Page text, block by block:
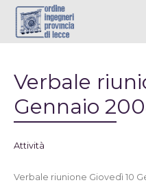
Verbale
Gennaio
Attività
Verbale riunione Giovedì 10